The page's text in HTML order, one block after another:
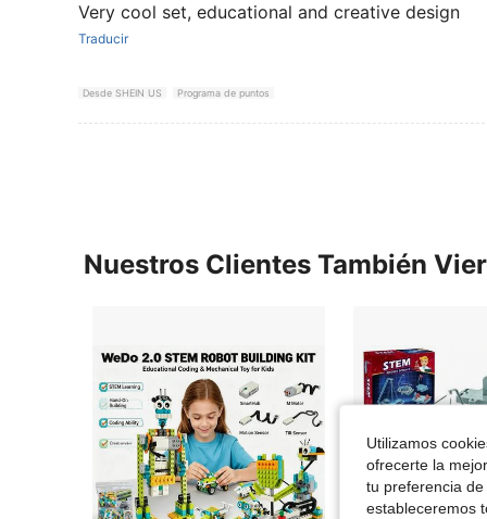
Very cool set, educational and creative design
Traducir
Desde SHEIN US Programa de puntos
Nuestros Clientes También
Utilizamos
ofrecerte la
tu preferencia
estableceremos